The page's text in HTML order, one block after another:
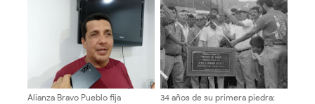
en Italia descifrando el origen
de la arepa andina
Urgente superar el modelo
Centralizado del Estado
Comunal"
Alianza Bravo Pueblo fija
34 años de su primera piedra: